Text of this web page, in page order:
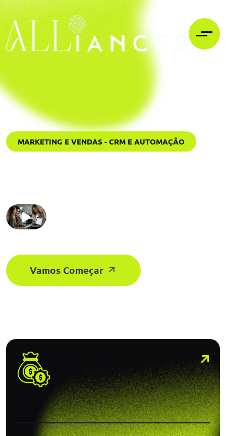
MARKETING E VENDAS - CRM E AUTOMAÇÃO
Vamos Começar